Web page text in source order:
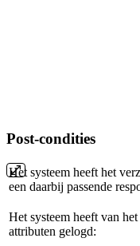
Post-condities
Het systeem heeft het
een daarbij passende
Het systeem heeft van
attributen gelogd: